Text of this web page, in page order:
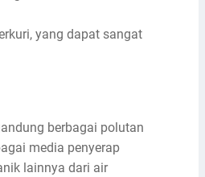
yang dapat sangat
berbagai polutan
media penyerap
lainnya dari air